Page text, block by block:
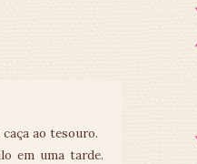
ao tesouro.
em uma tarde.